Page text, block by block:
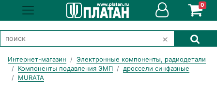
0
Интернет-магазин
Электронные компоненты, радиодетали
Компоненты подавления ЭМП
дроссели синфазные
MURATA